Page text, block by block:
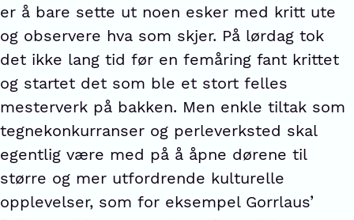
er å bare sette ut noen esker med kritt ute
og observere hva som skjer. På lørdag tok
det ikke lang tid før en femåring fant krittet
og startet det som ble et stort felles
mesterverk på bakken. Men enkle tiltak som
tegnekonkurranser og perleverksted skal
egentlig være med på å åpne dørene til
større og mer utfordrende kulturelle
opplevelser, som for eksempel Gorrlaus’